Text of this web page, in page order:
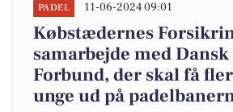
PADEL 11-06-2024 09:01
Købstædernes
samarbejde med Dansk
Forbund, der skal få
unge ud på